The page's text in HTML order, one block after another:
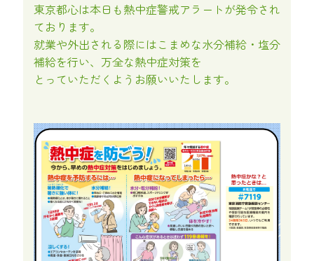
東京都心は本日も熱中症警戒アラートが発令され
ております。
就業や外出される際にはこまめな水分補給・塩分
補給を行い、万全な熱中症対策を
とっていただくようお願いいたします。